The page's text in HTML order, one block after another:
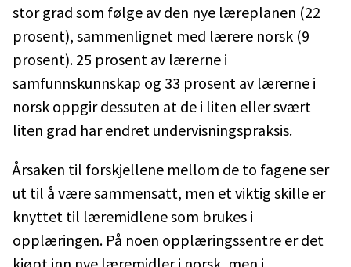
stor grad som følge av den nye læreplanen (22
prosent), sammenlignet med lærere norsk (9
prosent). 25 prosent av lærerne i
samfunnskunnskap og 33 prosent av lærerne i
norsk oppgir dessuten at de i liten eller svært
liten grad har endret undervisningspraksis.
Årsaken til forskjellene mellom de to fagene ser
ut til å være sammensatt, men et viktig skille er
knyttet til læremidlene som brukes i
opplæringen. På noen opplæringssentre er det